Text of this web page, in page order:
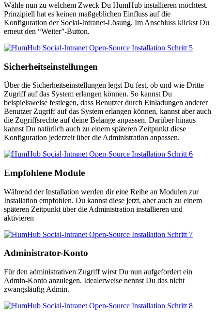
Wähle nun zu welchem Zweck Du HumHub installieren möchtest.
Prinzipiell hat es keinen maßgeblichen Einfluss auf die
Konfiguration der Social-Intranet-Lösung. Im Anschluss klickst Du
erneut den “Weiter”-Button.
Sicherheitseinstellungen
Über die Sicherheitseinstellungen legst Du fest, ob und wie Dritte
Zugriff auf das System erlangen können. So kannst Du
beispielsweise festlegen, dass Benutzer durch Einladungen anderer
Benutzer Zugriff auf das System erlangen können, kannst aber auch
die Zugriffsrechte auf deine Belange anpassen. Darüber hinaus
kannst Du natürlich auch zu einem späteren Zeitpunkt diese
Konfiguration jederzeit über die Administration anpassen.
Empfohlene Module
Während der Installation werden dir eine Reihe an Modulen zur
Installation empfohlen. Du kannst diese jetzt, aber auch zu einem
späteren Zeitpunkt über die Administration installieren und
aktivieren
Administrator-Konto
Für den administrativen Zugriff wirst Du nun aufgefordert ein
Admin-Konto anzulegen. Idealerweise nennst Du das nicht
zwangsläufig Admin.